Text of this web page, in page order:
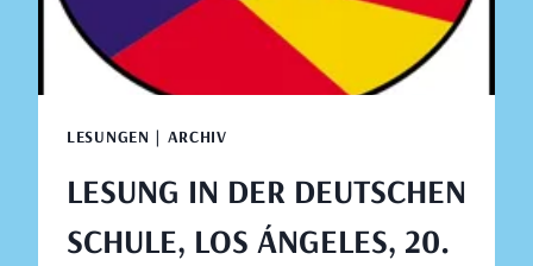
20.
LESUNGEN | ARCHIV
LESUNG IN DER DEUTSCHEN
SCHULE, LOS ÁNGELES, 20.